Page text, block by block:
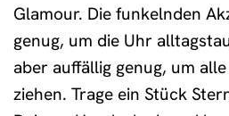
Glamour. Die funkelnden
genug, um die Uhr
aber auffällig genug, um
ziehen. Trage ein Stück